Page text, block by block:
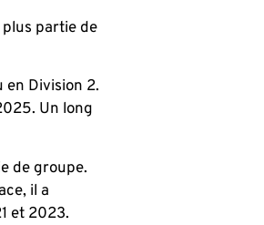
plus partie de
en Division 2.
Un long
de groupe.
il a
et 2023.